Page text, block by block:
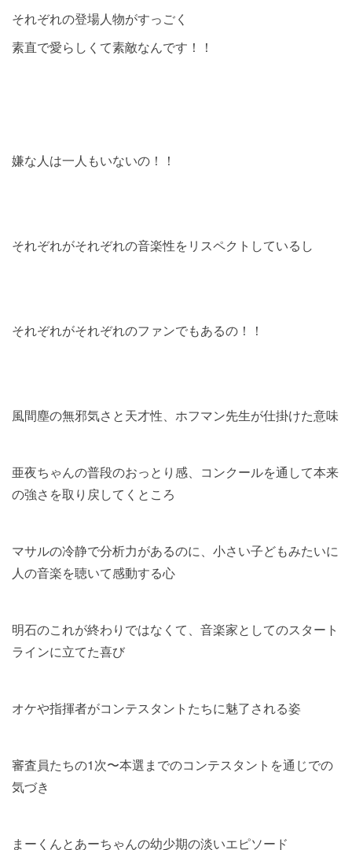
それぞれの登場人物がすっごく
素直で愛らしくて素敵なんです！！
嫌な人は一人もいないの！！
それぞれがそれぞれの音楽性をリスペクトしているし
それぞれがそれぞれのファンでもあるの！！
風間塵の無邪気さと天才性、ホフマン先生が仕掛けた意味
亜夜ちゃんの普段のおっとり感、コンクールを通して本来
の強さを取り戻してくところ
マサルの冷静で分析力があるのに、小さい子どもみたいに
人の音楽を聴いて感動する心
明石のこれが終わりではなくて、音楽家としてのスタート
ラインに立てた喜び
オケや指揮者がコンテスタントたちに魅了される姿
審査員たちの1次〜本選までのコンテスタントを通じでの
気づき
まーくんとあーちゃんの幼少期の淡いエピソード